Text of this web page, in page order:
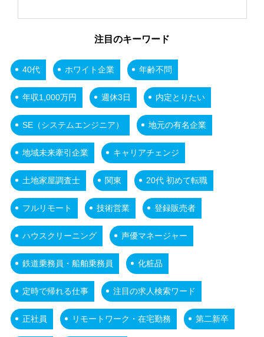
注目のキーワード
40代 ホワイト企業 年齢不問
年収1,000万円 週休3日 内定とりたい
SE（システムエンジニア） 地元の有名企業
地域未来牽引企業 キャリアチェンジ
土地家屋調査士 関東 20代 初めて転職
フルリモート 技術営業 登録販売者
ハウスクリーニング 声優マネージャー
鉄道乗務員・船舶乗務員 化粧品
定時で帰れる仕事 注目の求人検索ワード
正社員 リモートワーク・在宅勤務 第二新卒